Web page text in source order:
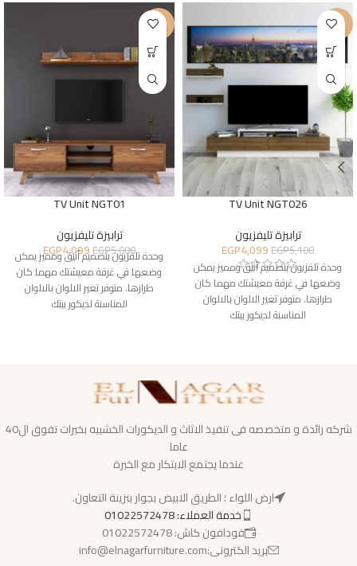
-20%
TV Unit NGT026
ترابيزة تليفزيون
EGP5,100
EGP4,099
وحدة تلفزيون بتصميم أنيق ومميز يمكن
وضعها في غرفة معيشتك مهما كان
طرازها. متوفر تغير الالوان بالالوان
المناسبة لديكور بيتك
-18%
TV Unit NGT01
ترابيزة تليفزيون
EGP5,000
EGP4,099
وحدة تلفزيون بتصميم أنيق ومميز يمكن
وضعها في غرفة معيشتك مهما كان
طرازها. متوفر تغير الالوان بالالوان
المناسبة لديكور بيتك
شركه رائدة و متخصصه فى تنفيذ الاثاث و الديكورات الخشبيه بخبرات تفوق ال40
عاما
عندما يجتمع الابتكار مع الخبرة
ارض اللواء ؛ الطريق الابيض بجوار بنزينة التعاون.
خدمة العملاء: 01022572478
فودافون كاش: 01022572478
بريد الكترونى:info@elnagarfurniture.com